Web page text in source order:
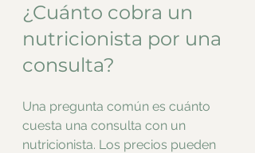
¿Cuánto cobra un
nutricionista por una
consulta?
Una pregunta común es cuánto
cuesta una consulta con un
nutricionista. Los precios pueden